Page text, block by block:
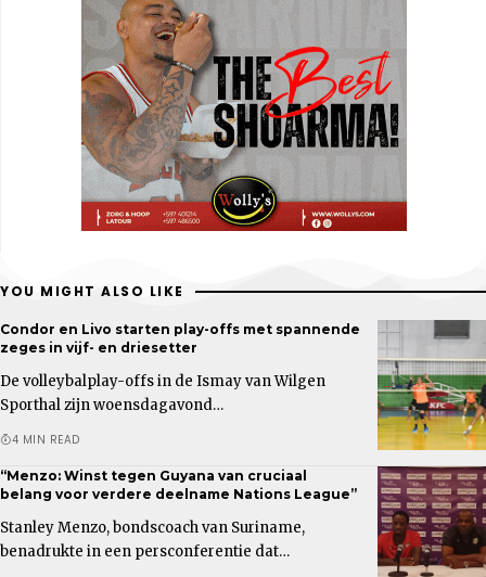
YOU MIGHT ALSO LIKE
Condor en Livo starten play-offs met spannende
zeges in vijf- en driesetter
De volleybalplay-offs in de Ismay van Wilgen
Sporthal zijn woensdagavond…
4 MIN READ
“Menzo: Winst tegen Guyana van cruciaal
belang voor verdere deelname Nations League”
Stanley Menzo, bondscoach van Suriname,
benadrukte in een persconferentie dat…